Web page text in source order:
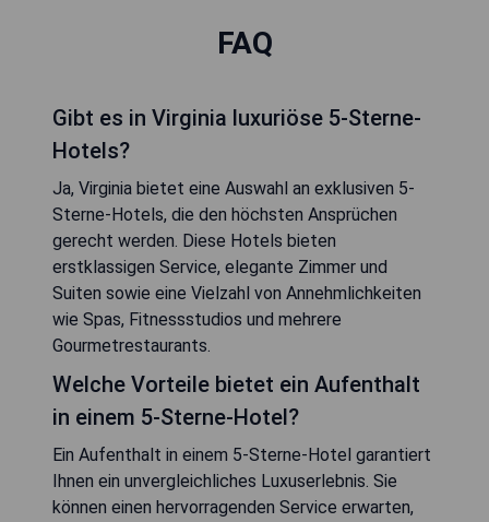
FAQ
Gibt es in Virginia luxuriöse 5-Sterne-
Hotels?
Ja, Virginia bietet eine Auswahl an exklusiven 5-
Sterne-Hotels, die den höchsten Ansprüchen
gerecht werden. Diese Hotels bieten
erstklassigen Service, elegante Zimmer und
Suiten sowie eine Vielzahl von Annehmlichkeiten
wie Spas, Fitnessstudios und mehrere
Gourmetrestaurants.
Welche Vorteile bietet ein Aufenthalt
in einem 5-Sterne-Hotel?
Ein Aufenthalt in einem 5-Sterne-Hotel garantiert
Ihnen ein unvergleichliches Luxuserlebnis. Sie
können einen hervorragenden Service erwarten,